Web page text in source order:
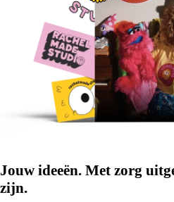
Jouw ideeën. Met zorg
zijn.